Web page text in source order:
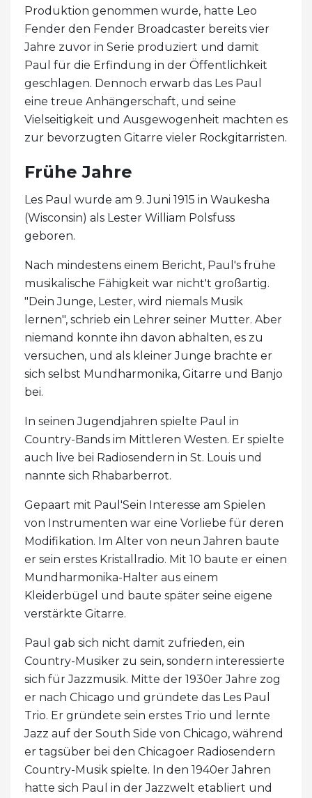
Produktion genommen wurde, hatte Leo
Fender den Fender Broadcaster bereits vier
Jahre zuvor in Serie produziert und damit
Paul für die Erfindung in der Öffentlichkeit
geschlagen. Dennoch erwarb das Les Paul
eine treue Anhängerschaft, und seine
Vielseitigkeit und Ausgewogenheit machten es
zur bevorzugten Gitarre vieler Rockgitarristen.
Frühe Jahre
Les Paul wurde am 9. Juni 1915 in Waukesha
(Wisconsin) als Lester William Polsfuss
geboren.
Nach mindestens einem Bericht, Paul's frühe
musikalische Fähigkeit war nicht't großartig.
"Dein Junge, Lester, wird niemals Musik
lernen", schrieb ein Lehrer seiner Mutter. Aber
niemand konnte ihn davon abhalten, es zu
versuchen, und als kleiner Junge brachte er
sich selbst Mundharmonika, Gitarre und Banjo
bei.
In seinen Jugendjahren spielte Paul in
Country-Bands im Mittleren Westen. Er spielte
auch live bei Radiosendern in St. Louis und
nannte sich Rhabarberrot.
Gepaart mit Paul'Sein Interesse am Spielen
von Instrumenten war eine Vorliebe für deren
Modifikation. Im Alter von neun Jahren baute
er sein erstes Kristallradio. Mit 10 baute er einen
Mundharmonika-Halter aus einem
Kleiderbügel und baute später seine eigene
verstärkte Gitarre.
Paul gab sich nicht damit zufrieden, ein
Country-Musiker zu sein, sondern interessierte
sich für Jazzmusik. Mitte der 1930er Jahre zog
er nach Chicago und gründete das Les Paul
Trio. Er gründete sein erstes Trio und lernte
Jazz auf der South Side von Chicago, während
er tagsüber bei den Chicagoer Radiosendern
Country-Musik spielte. In den 1940er Jahren
hatte sich Paul in der Jazzwelt etabliert und